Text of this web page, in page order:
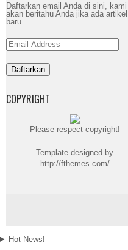
Daftarkan email Anda di sini, kami
akan beritahu Anda jika ada artikel
baru...
Email
Address
COPYRIGHT
Please respect copyright!
Template designed by
http://fthemes.com/
Hot News!